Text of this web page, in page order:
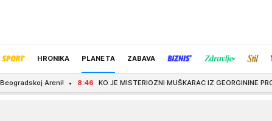
HRONIKA PLANETA ZABAVA
IZBOR UREDNIKA
8:46 KO JE MISTERIOZNI MUŠKARAC IZ GEORGININE PROŠLOSTI? Pred